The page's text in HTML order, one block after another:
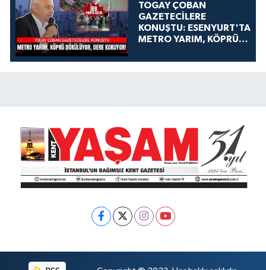
TOGAY ÇOBAN
GAZETECİLERE
KONUŞTU: ESENYURT'TA
METRO YARIM, KÖPRÜ
KOKUYOR!